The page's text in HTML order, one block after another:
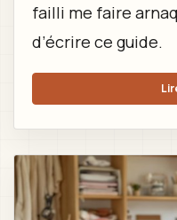
failli me faire
d’écrire ce guide.